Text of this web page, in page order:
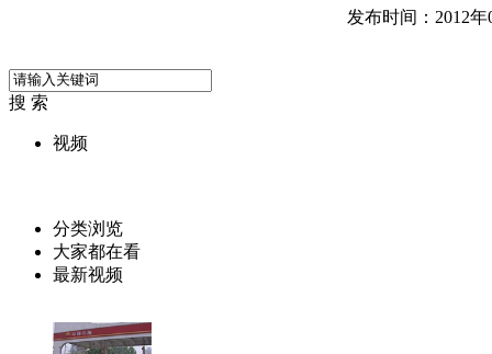
发布时间：2012年
搜 索
视频
分类浏览
大家都在看
最新视频